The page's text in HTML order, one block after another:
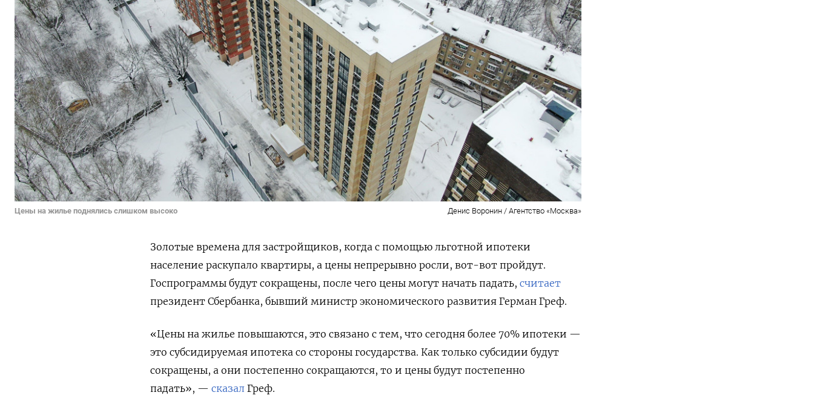
Цены на жилье поднялись слишком высоко Денис Воронин / Агентство «Москва»
Золотые времена для застройщиков, когда с помощью льготной ипотеки
население раскупало квартиры, а цены непрерывно росли, вот-вот пройдут.
Госпрограммы будут сокращены, после чего цены могут начать падать, считает
президент Сбербанка, бывший министр экономического развития Герман Греф.
«Цены на жилье повышаются, это связано с тем, что сегодня более 70% ипотеки —
это субсидируемая ипотека со стороны государства. Как только субсидии будут
сокращены, а они постепенно сокращаются, то и цены будут постепенно
падать», — сказал Греф.